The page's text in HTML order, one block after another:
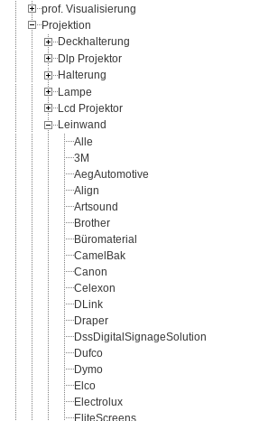
prof. Visualisierung
Projektion
Deckhalterung
Dlp Projektor
Halterung
Lampe
Lcd Projektor
Leinwand
Alle
3M
AegAutomotive
Align
Artsound
Brother
Büromaterial
CamelBak
Canon
Celexon
DLink
Draper
DssDigitalSignageSolution
Dufco
Dymo
Elco
Electrolux
EliteScreens